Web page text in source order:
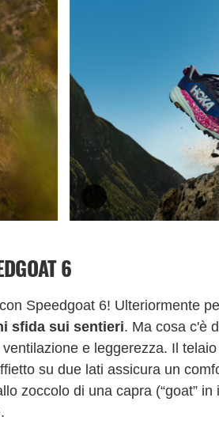
6
Speedgoat 6! Ulteriormente
sfida sui sentieri. Ma cosa c'è
e leggerezza. Il
su due lati assicura un
zoccolo di una capra (“goat”